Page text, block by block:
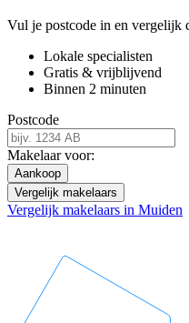
Vul je postcode in en vergelijk
Lokale specialisten
Gratis & vrijblijvend
Binnen 2 minuten
Postcode
Makelaar voor:
Aankoop
Vergelijk makelaars
Vergelijk makelaars in Muiden